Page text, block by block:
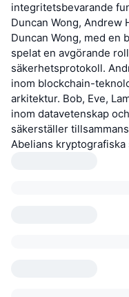
integritetsbevarande
Duncan Wong, Andrew
Duncan Wong, med en
spelat en avgörande
säkerhetsprotokoll.
inom blockchain-
arkitektur. Bob, Eve,
inom datavetenskap
säkerställer
Abelians kryptografiska